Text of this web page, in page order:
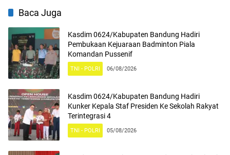
(PSEL) TPPAS Regional Legok
Nangka
Baca Juga
Kasdim 0624/Kabupaten Bandung Hadiri
Pembukaan Kejuaraan Badminton Piala
Komandan Pussenif
TNI - POLRI 06/08/2026
Kasdim 0624/Kabupaten Bandung Hadiri
Kunker Kepala Staf Presiden Ke Sekolah Rakyat
Terintegrasi 4
TNI - POLRI 05/08/2026